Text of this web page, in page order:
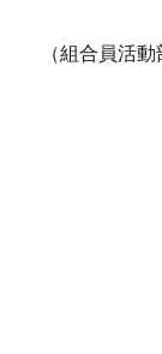
（組合員活